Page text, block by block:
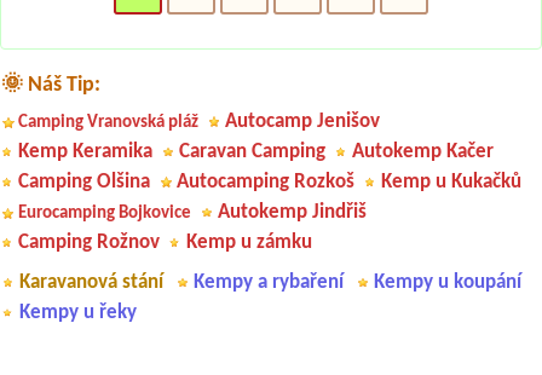
🌞 Náš Tip:
Camping Vranovská pláž
Autocamp Jenišov
Kemp Keramika
Caravan Camping
Autokemp Kačer
Camping Olšina
Autocamping Rozkoš Kemp u Kukačků
Eurocamping Bojkovice
Autokemp Jindřiš
Camping Rožnov
Kemp u zámku
Karavanová stání
Kempy a rybaření
Kempy u koupání
Kempy u řeky